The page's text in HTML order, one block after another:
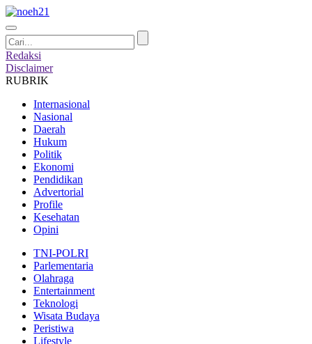
Redaksi
Disclaimer
RUBRIK
Internasional
Nasional
Daerah
Hukum
Politik
Ekonomi
Pendidikan
Advertorial
Profile
Kesehatan
Opini
TNI-POLRI
Parlementaria
Olahraga
Entertainment
Teknologi
Wisata Budaya
Peristiwa
Lifestyle